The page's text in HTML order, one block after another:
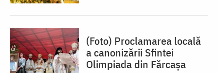
(Foto) Proclamarea locală
a canonizării Sfintei
Olimpiada din Fărcașa